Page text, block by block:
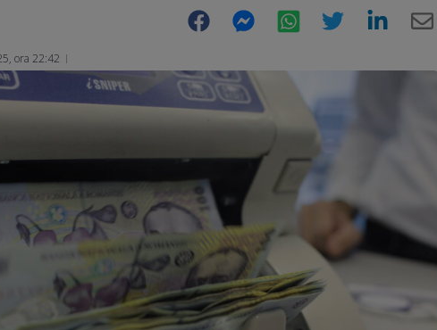
Facebook Messenger WhatsApp Twitter LinkedIn
ora 22:42